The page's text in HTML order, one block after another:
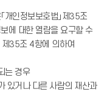
개인정보보호법」제35조
에 대한 열람을 요구할 수
35조 4항에 의하여
는 경우
있거나 다른 사람의 재산과